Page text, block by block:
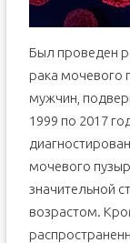
Был проведен
рака мочевого
мужчин,
1999 по 2017
мочевого
значительной
возрастом.